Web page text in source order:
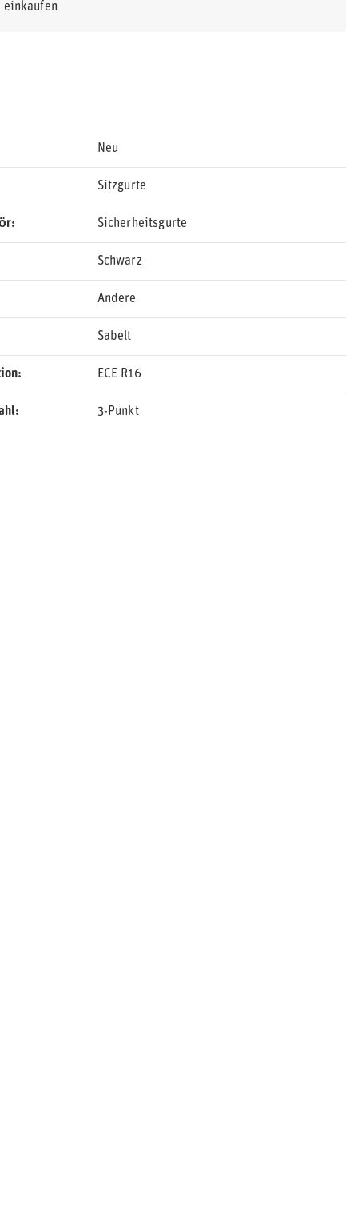
einkaufen
Neu
Sitzgurte
Sicherheitsgurte
Schwarz
Andere
Sabelt
ECE R16
3-Punkt